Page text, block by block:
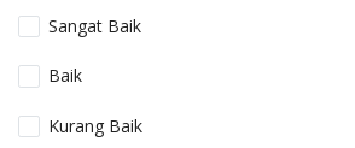
Sangat Baik
Baik
Kurang Baik